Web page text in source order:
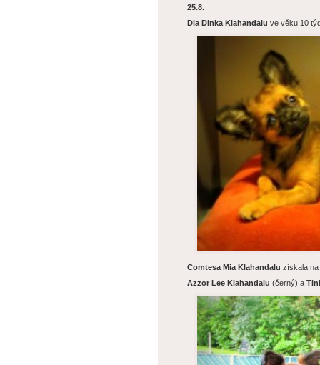
25.8.
Dia Dinka Klahandalu ve věku 10
Comtesa Mia Klahandalu získala
Azzor Lee Klahandalu (černý) a